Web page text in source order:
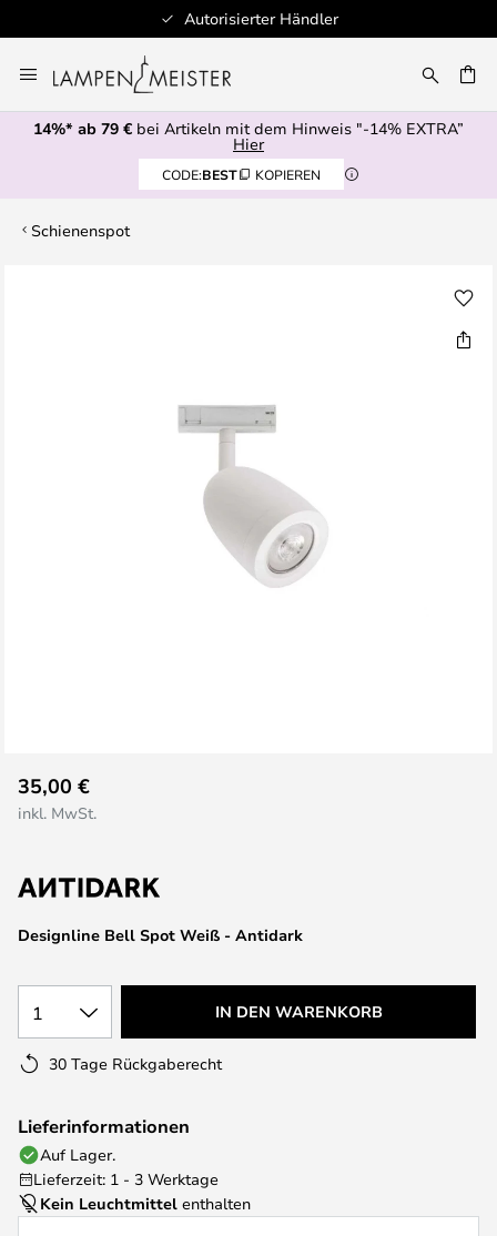
Autorisierter Händler
Inhalt
springen
14%* ab 79 € bei Artikeln mit dem Hinweis "-14% EXTRA”
Hier
CODE:BEST KOPIEREN
Schienenspot
Anfang
der
springen
Designline Bell Spot Weiß - Antidark
35,00 €
inkl. MwSt.
1 IN DEN WARENKORB
30 Tage Rückgaberecht
Lieferinformationen
Auf Lager.
Lieferzeit: 1 - 3 Werktage
Kein Leuchtmittel enthalten